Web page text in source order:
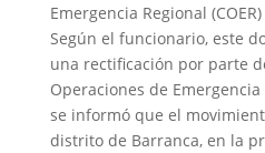
Emergencia Regional
Según el funcionario, este
una rectificación por parte
Operaciones de
se informó que el
distrito de Barranca, en la